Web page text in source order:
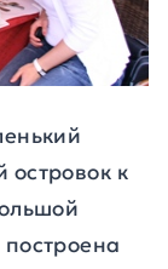
островок к